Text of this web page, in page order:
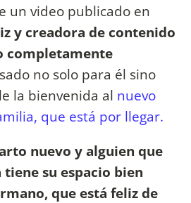
un video publicado en
y creadora de contenido
completamente
no solo para él sino
la bienvenida al nuevo
que está por llegar.
nuevo y alguien que
su espacio bien
que está feliz de